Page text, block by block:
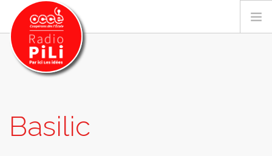
GRILLE DES PROGRAMMES
EMISSIONS / PODCASTS
Basilic